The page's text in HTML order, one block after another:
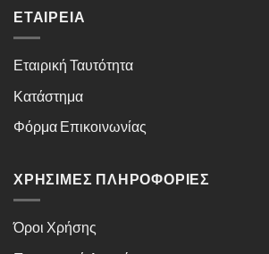
ΕΤΑΙΡΕΊΑ
Εταιρική Ταυτότητα
Κατάστημα
Φόρμα Επικοινωνίας
ΧΡΉΣΙΜΕΣ ΠΛΗΡΟΦΟΡΊΕΣ
Όροι Χρήσης